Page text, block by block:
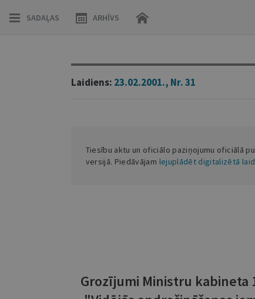
SADAĻAS ARHĪVS
Laidiens: 23.02.2001., Nr. 31
Tiesību aktu un oficiālo paziņojumu oficiālā
versijā. Piedāvājam lejuplādēt digitalizētā
Grozījumi Ministru kabineta